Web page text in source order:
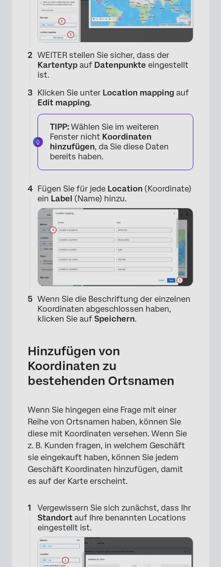
×
×
WEITER stellen Sie sicher, dass der
Kartentyp auf Datenpunkte eingestellt
ist.
Klicken Sie unter Location mapping auf
Edit mapping.
TIPP: Wählen Sie im weiteren
Fenster nicht Koordinaten
hinzufügen, da Sie diese Daten
bereits haben.
Fügen Sie für jede Location (Koordinate)
ein Label (Name) hinzu.
Wenn Sie die Beschriftung der einzelnen
Koordinaten abgeschlossen haben,
klicken Sie auf Speichern.
Hinzufügen von
Koordinaten zu
bestehenden Ortsnamen
Wenn Sie hingegen eine Frage mit einer
Reihe von Ortsnamen haben, können Sie
diese mit Koordinaten versehen. Wenn Sie
z. B. Kunden fragen, in welchem Geschäft
sie eingekauft haben, können Sie jedem
Geschäft Koordinaten hinzufügen, damit
es auf der Karte erscheint.
Vergewissern Sie sich zunächst, dass Ihr
Standort auf Ihre benannten Locations
eingestellt ist.